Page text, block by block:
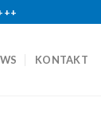
KONTAKT